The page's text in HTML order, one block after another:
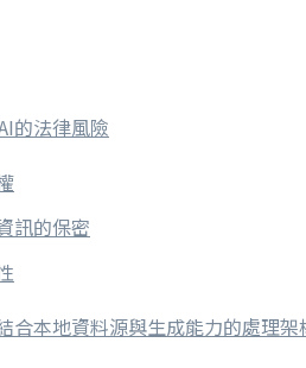
的法律風險
訊的保密
合本地資料源與生成能力的處理架